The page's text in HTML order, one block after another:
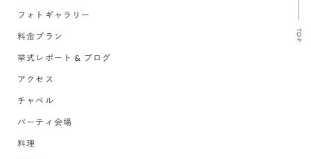
TOP
フォトギャラリー
料金プラン
挙式レポート & ブログ
アクセス
チャペル
パーティ会場
料理